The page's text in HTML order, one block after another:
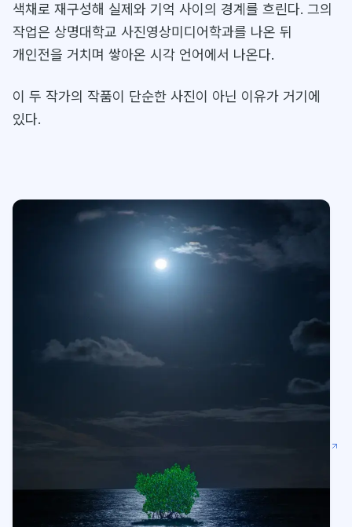
색채로 재구성해 실제와 기억 사이의 경계를 흐린다. 그의
작업은 상명대학교 사진영상미디어학과를 나온 뒤
개인전을 거치며 쌓아온 시각 언어에서 나온다.
이 두 작가의 작품이 단순한 사진이 아닌 이유가 거기에
있다.